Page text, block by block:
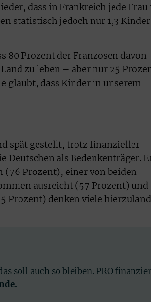
dass in Frankreich jede Frau
statistisch jedoch nur 1,3 Kinder
80 Prozent der Franzosen davon
zu leben – aber nur 25
glaubt, dass Kinder in unserem
spät gestellt, trotz finanzieller
Deutschen als Bedenkenträger.
(76 Prozent), einer von beiden
ausreicht (57 Prozent) und
Prozent) denken viele
soll auch so bleiben. PRO